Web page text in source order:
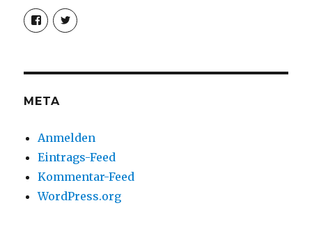
Profil
von
christoph.fleischer1
anzeigen
Profil
von
anzeigen
META
Anmelden
Eintrags-Feed
Kommentar-Feed
WordPress.org